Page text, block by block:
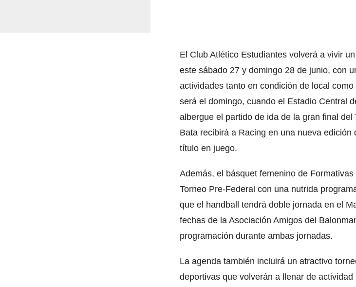
El Club Atlético Estudiantes volverá a vivir
este sábado 27 y domingo 28 de junio, con
actividades tanto en condición de local
será el domingo, cuando el Estadio Central
albergue el partido de ida de la gran final del
Bata recibirá a Racing en una nueva edición
título en juego.
Además, el básquet femenino de
Torneo Pre-Federal con una nutrida
que el handball tendrá doble jornada en el
fechas de la Asociación Amigos del
programación durante ambas jornadas.
La agenda también incluirá un atractivo
deportivas que volverán a llenar de